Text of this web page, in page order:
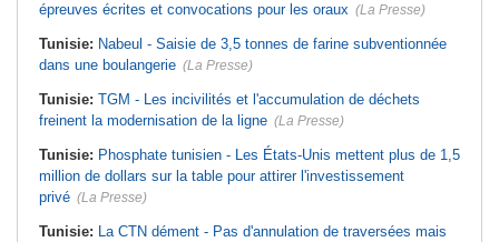
épreuves écrites et convocations pour les oraux (La Presse)
Tunisie: Nabeul - Saisie de 3,5 tonnes de farine subventionnée
dans une boulangerie (La Presse)
Tunisie: TGM - Les incivilités et l'accumulation de déchets
freinent la modernisation de la ligne (La Presse)
Tunisie: Phosphate tunisien - Les États-Unis mettent plus de 1,5
million de dollars sur la table pour attirer l'investissement
privé (La Presse)
Tunisie: La CTN dément - Pas d'annulation de traversées mais